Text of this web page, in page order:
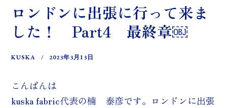
ロンドンに出張に行って来ま
した！ Part4 最終章￼
KUSKA 2023年3月13日
こんばんは
kuska fabric代表の楠 泰彦です。ロンドンに出張